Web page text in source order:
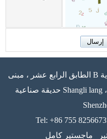
الطابق الرابع عشر ، مبنى B بناية Huayi ، رقم 9 من Pingji Blvd ،
حديقة صناعية Shangli lang ، Nanwan ، Longgang ، 518112 ،
Tel: +86 755
ماجستير كامل